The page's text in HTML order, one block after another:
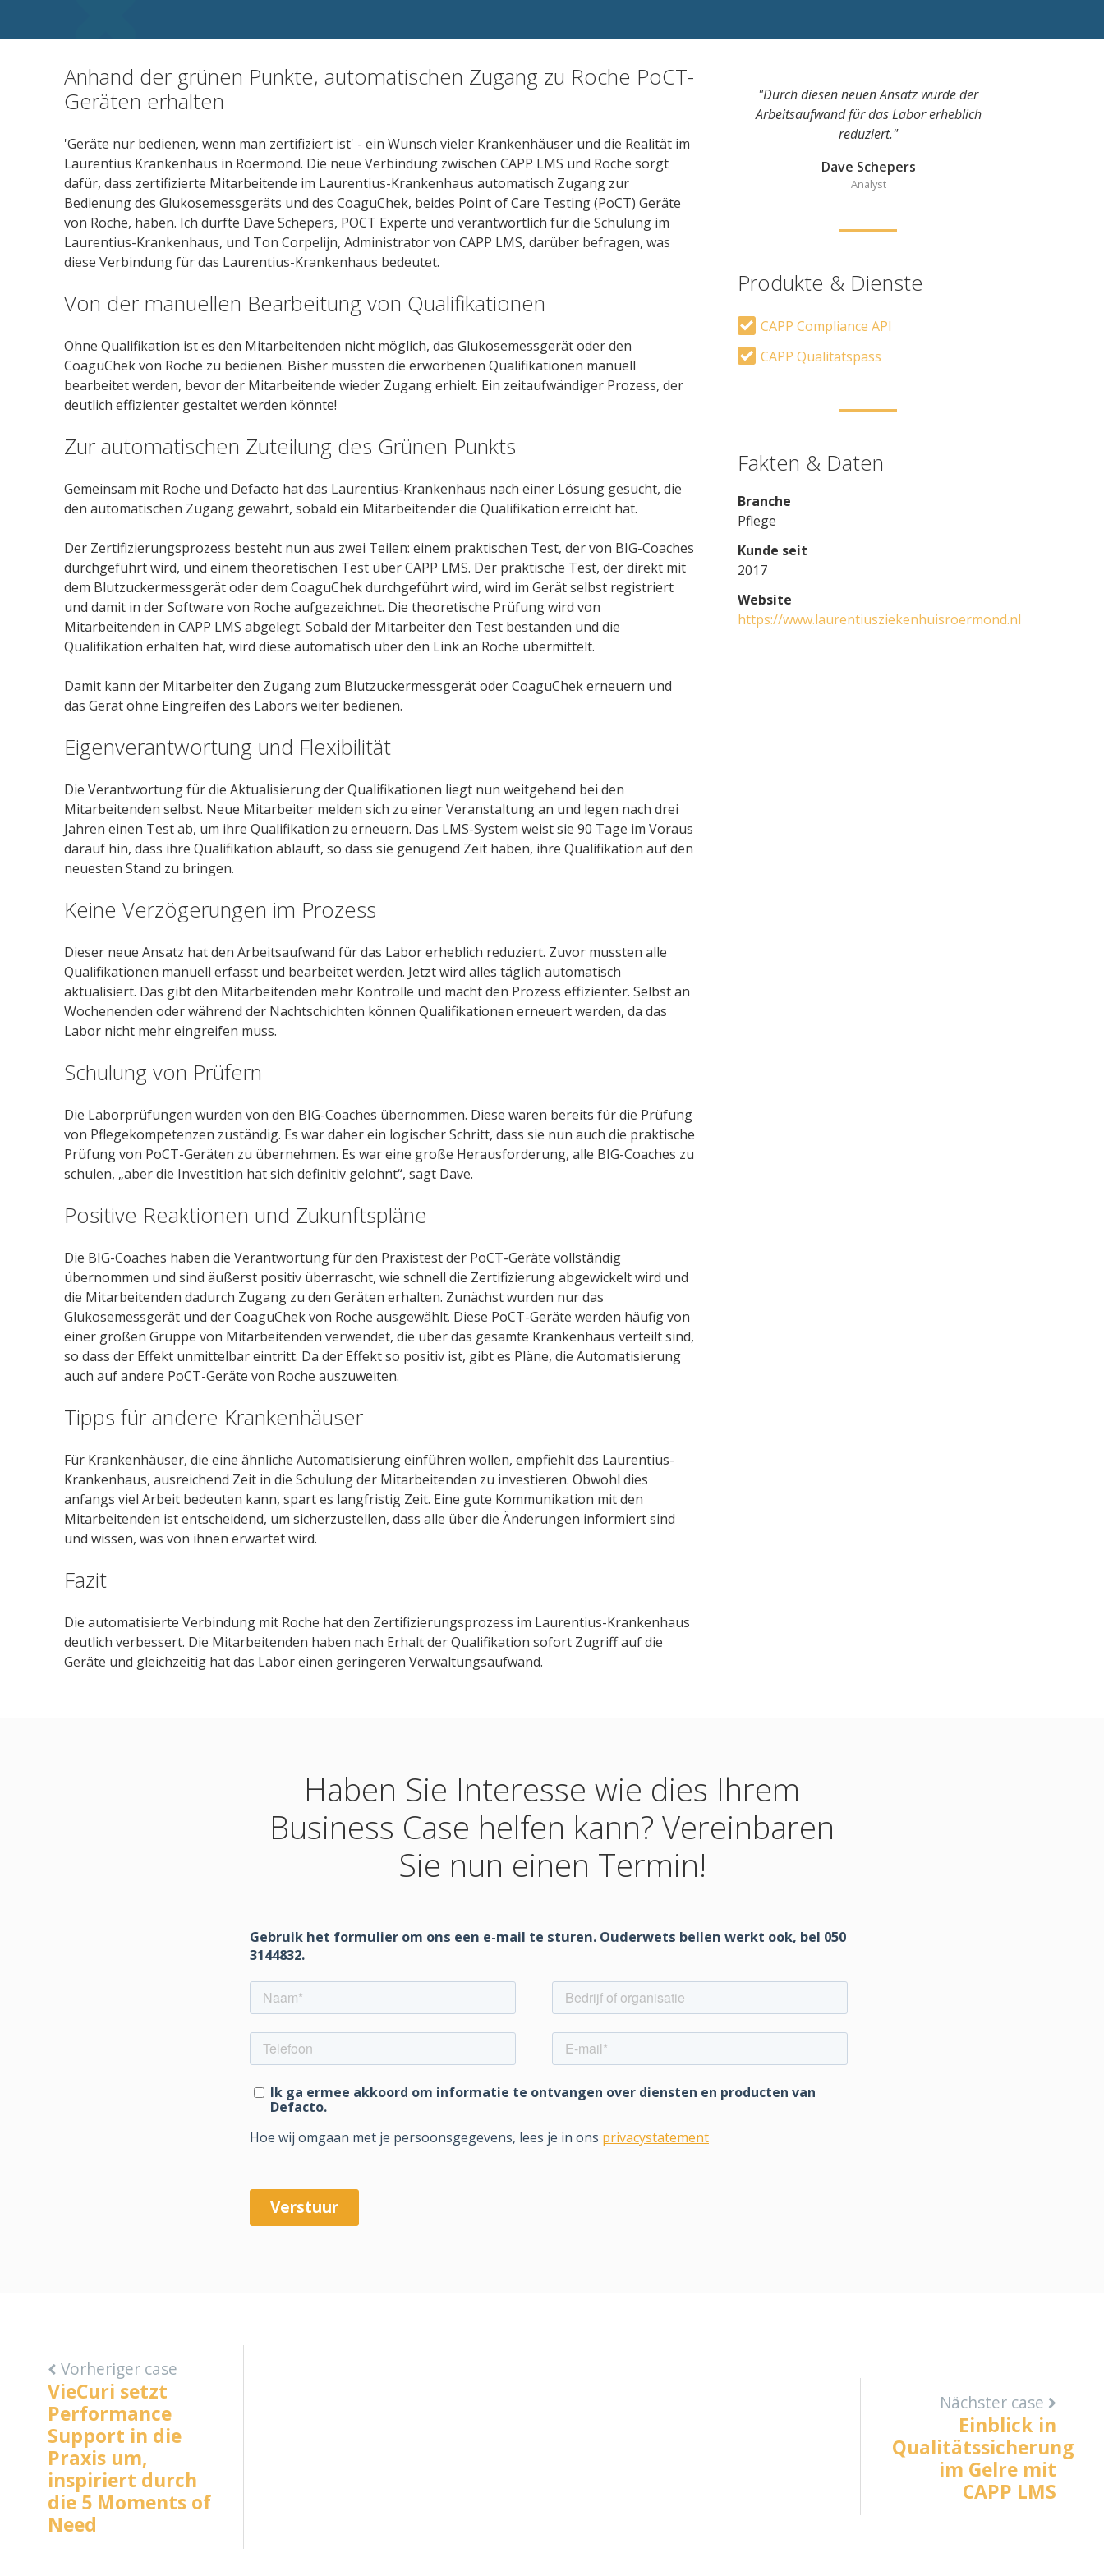
Anhand der grünen Punkte, automatischen Zugang zu Roche PoCT-
Geräten erhalten
'Geräte nur bedienen, wenn man zertifiziert ist' - ein Wunsch vieler Krankenhäuser und die Realität im
Laurentius Krankenhaus in Roermond. Die neue Verbindung zwischen CAPP LMS und Roche sorgt
dafür, dass zertifizierte Mitarbeitende im Laurentius-Krankenhaus automatisch Zugang zur
Bedienung des Glukosemessgeräts und des CoaguChek, beides Point of Care Testing (PoCT) Geräte
von Roche, haben. Ich durfte Dave Schepers, POCT Experte und verantwortlich für die Schulung im
Laurentius-Krankenhaus, und Ton Corpelijn, Administrator von CAPP LMS, darüber befragen, was
diese Verbindung für das Laurentius-Krankenhaus bedeutet.
Von der manuellen Bearbeitung von Qualifikationen
Ohne Qualifikation ist es den Mitarbeitenden nicht möglich, das Glukosemessgerät oder den
CoaguChek von Roche zu bedienen. Bisher mussten die erworbenen Qualifikationen manuell
bearbeitet werden, bevor der Mitarbeitende wieder Zugang erhielt. Ein zeitaufwändiger Prozess, der
deutlich effizienter gestaltet werden könnte!
Zur automatischen Zuteilung des Grünen Punkts
Gemeinsam mit Roche und Defacto hat das Laurentius-Krankenhaus nach einer Lösung gesucht, die
den automatischen Zugang gewährt, sobald ein Mitarbeitender die Qualifikation erreicht hat.
Der Zertifizierungsprozess besteht nun aus zwei Teilen: einem praktischen Test, der von BIG-Coaches
durchgeführt wird, und einem theoretischen Test über CAPP LMS. Der praktische Test, der direkt mit
dem Blutzuckermessgerät oder dem CoaguChek durchgeführt wird, wird im Gerät selbst registriert
und damit in der Software von Roche aufgezeichnet. Die theoretische Prüfung wird von
Mitarbeitenden in CAPP LMS abgelegt. Sobald der Mitarbeiter den Test bestanden und die
Qualifikation erhalten hat, wird diese automatisch über den Link an Roche übermittelt.
Damit kann der Mitarbeiter den Zugang zum Blutzuckermessgerät oder CoaguChek erneuern und
das Gerät ohne Eingreifen des Labors weiter bedienen.
Eigenverantwortung und Flexibilität
Die Verantwortung für die Aktualisierung der Qualifikationen liegt nun weitgehend bei den
Mitarbeitenden selbst. Neue Mitarbeiter melden sich zu einer Veranstaltung an und legen nach drei
Jahren einen Test ab, um ihre Qualifikation zu erneuern. Das LMS-System weist sie 90 Tage im Voraus
darauf hin, dass ihre Qualifikation abläuft, so dass sie genügend Zeit haben, ihre Qualifikation auf den
neuesten Stand zu bringen.
Keine Verzögerungen im Prozess
Dieser neue Ansatz hat den Arbeitsaufwand für das Labor erheblich reduziert. Zuvor mussten alle
Qualifikationen manuell erfasst und bearbeitet werden. Jetzt wird alles täglich automatisch
aktualisiert. Das gibt den Mitarbeitenden mehr Kontrolle und macht den Prozess effizienter. Selbst an
Wochenenden oder während der Nachtschichten können Qualifikationen erneuert werden, da das
Labor nicht mehr eingreifen muss.
Schulung von Prüfern
Die Laborprüfungen wurden von den BIG-Coaches übernommen. Diese waren bereits für die Prüfung
von Pflegekompetenzen zuständig. Es war daher ein logischer Schritt, dass sie nun auch die praktische
Prüfung von PoCT-Geräten zu übernehmen. Es war eine große Herausforderung, alle BIG-Coaches zu
schulen, „aber die Investition hat sich definitiv gelohnt“, sagt Dave.
Positive Reaktionen und Zukunftspläne
Die BIG-Coaches haben die Verantwortung für den Praxistest der PoCT-Geräte vollständig
übernommen und sind äußerst positiv überrascht, wie schnell die Zertifizierung abgewickelt wird und
die Mitarbeitenden dadurch Zugang zu den Geräten erhalten. Zunächst wurden nur das
Glukosemessgerät und der CoaguChek von Roche ausgewählt. Diese PoCT-Geräte werden häufig von
einer großen Gruppe von Mitarbeitenden verwendet, die über das gesamte Krankenhaus verteilt sind,
so dass der Effekt unmittelbar eintritt. Da der Effekt so positiv ist, gibt es Pläne, die Automatisierung
auch auf andere PoCT-Geräte von Roche auszuweiten.
Tipps für andere Krankenhäuser
Für Krankenhäuser, die eine ähnliche Automatisierung einführen wollen, empfiehlt das Laurentius-
Krankenhaus, ausreichend Zeit in die Schulung der Mitarbeitenden zu investieren. Obwohl dies
anfangs viel Arbeit bedeuten kann, spart es langfristig Zeit. Eine gute Kommunikation mit den
Mitarbeitenden ist entscheidend, um sicherzustellen, dass alle über die Änderungen informiert sind
und wissen, was von ihnen erwartet wird.
Fazit
Die automatisierte Verbindung mit Roche hat den Zertifizierungsprozess im Laurentius-Krankenhaus
deutlich verbessert. Die Mitarbeitenden haben nach Erhalt der Qualifikation sofort Zugriff auf die
Geräte und gleichzeitig hat das Labor einen geringeren Verwaltungsaufwand.
"Durch diesen neuen Ansatz wurde der
Arbeitsaufwand für das Labor erheblich
reduziert."
Dave Schepers
Analyst
Produkte & Dienste
CAPP Compliance API
CAPP Qualitätspass
Fakten & Daten
Branche
Pflege
Kunde seit
2017
Website
https://www.laurentiusziekenhuisroermond.nl
Haben Sie Interesse wie dies Ihrem
Business Case helfen kann? Vereinbaren
Sie nun einen Termin!
Vorheriger case
VieCuri setzt
Performance
Support in die
Praxis um,
inspiriert durch
die 5 Moments of
Need
Nächster case
Einblick in
Qualitätssicherung
im Gelre mit
CAPP LMS